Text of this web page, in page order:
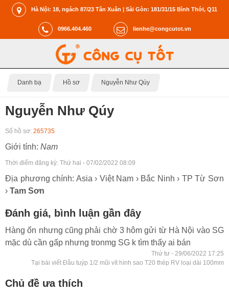
Hà Nội: 18, ngách 87/23 Tân Xuân | Sài Gòn: 181/31/15 Bình Thới, Q11
0966.404.460 lienhe@congcutot.vn
Danh bạ Hồ sơ Nguyễn Như Qúy
Nguyễn Như Qúy
Số hồ sơ: 265735
Giới tính: Nam
Thời điểm đăng ký: Thứ hai - 07/02/2022 08:09
Địa phương chính: Asia › Việt Nam › Bắc Ninh › TP Từ Sơn
› Tam Sơn
Đánh giá, bình luận gần đây
Hàng ổn nhưng cũng phải chờ 3 hôm gửi từ Hà Nội vào SG
mặc dù cần gấp nhưng tronmg SG k tìm thấy ai bán
Thứ tư - 29/06/2022 17:25
Tại bài viết Đầu tuýp 1/2 mũi vít hình sao T20 thép RV loại dài 100mm
Chủ đề ưa thích